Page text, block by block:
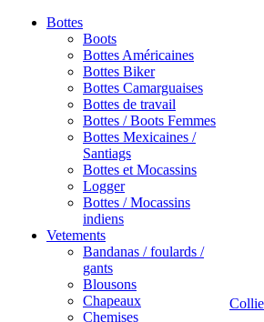
Bottes
Boots
Bottes Américaines
Bottes Biker
Bottes Camarguaises
Bottes de travail
Bottes / Boots Femmes
Bottes Mexicaines /
Santiags
Bottes et Mocassins
Logger
Bottes / Mocassins
indiens
Vetements
Bandanas / foulards /
gants
Blousons
Chapeaux
Chemises